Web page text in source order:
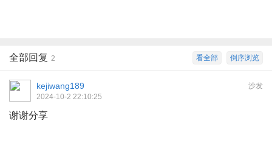
倒序浏览
看全部
全部回复 2
沙发
kejiwang189
2024-10-2 22:10:25
谢谢分享